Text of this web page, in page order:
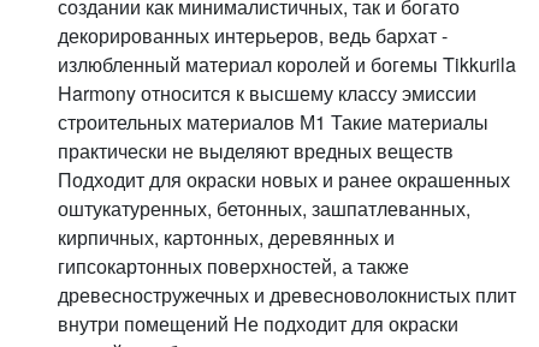
создании как минималистичных, так и богато
декорированных интерьеров, ведь бархат -
излюбленный материал королей и богемы Tikkurila
Harmony относится к высшему классу эмиссии
строительных материалов М1 Такие материалы
практически не выделяют вредных веществ
Подходит для окраски новых и ранее окрашенных
оштукатуренных, бетонных, зашпатлеванных,
кирпичных, картонных, деревянных и
гипсокартонных поверхностей, а также
древесностружечных и древесноволокнистых плит
внутри помещений Не подходит для окраски